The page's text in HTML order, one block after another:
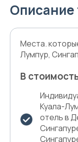
Описание
Места.
Лумпур,
В
Куала-
отель в